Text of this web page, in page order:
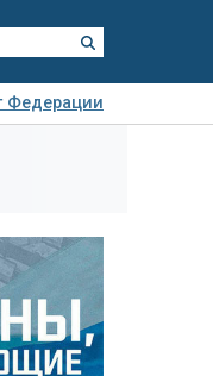
Федерации